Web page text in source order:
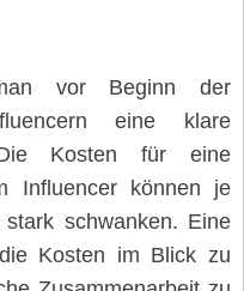
vor Beginn der
eine klare
Kosten für eine
Influencer können je
schwanken. Eine
Kosten im Blick zu